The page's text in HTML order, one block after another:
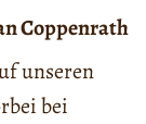
Coppenrath
unseren
bei